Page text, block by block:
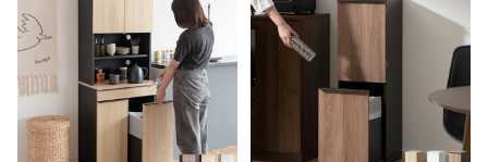
め おしゃれ 北欧 モダン 幅
25cm 奥行30cm 高さ96c
m 20リットル スリム コンパ
クト 省スペース 扉付きゴミ
すめ おしゃれ 北欧 モダン
隠しキャスター付き 幅45cm
奥行26.5cm 高さ61cm 45
リットル キッチンペール